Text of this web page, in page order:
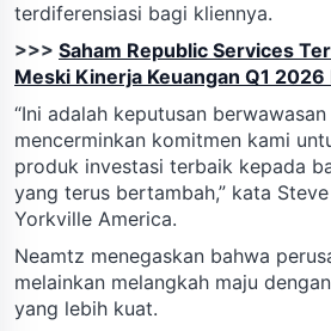
terdiferensiasi bagi kliennya.
>>> Saham Republic Services
Meski Kinerja Keuangan Q1 2026
“Ini adalah keputusan
mencerminkan komitmen kami
produk investasi terbaik kepada
yang terus bertambah,” kata
Yorkville America.
Neamtz menegaskan bahwa
melainkan melangkah maju
yang lebih kuat.